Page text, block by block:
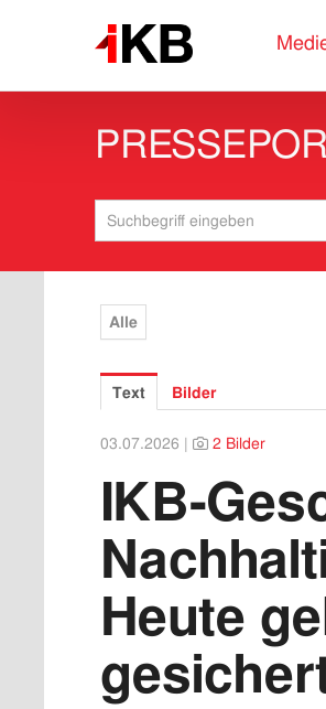
Alle
Text Bilder
03.07.2026 | 2 Bilder
IKB-
Heute